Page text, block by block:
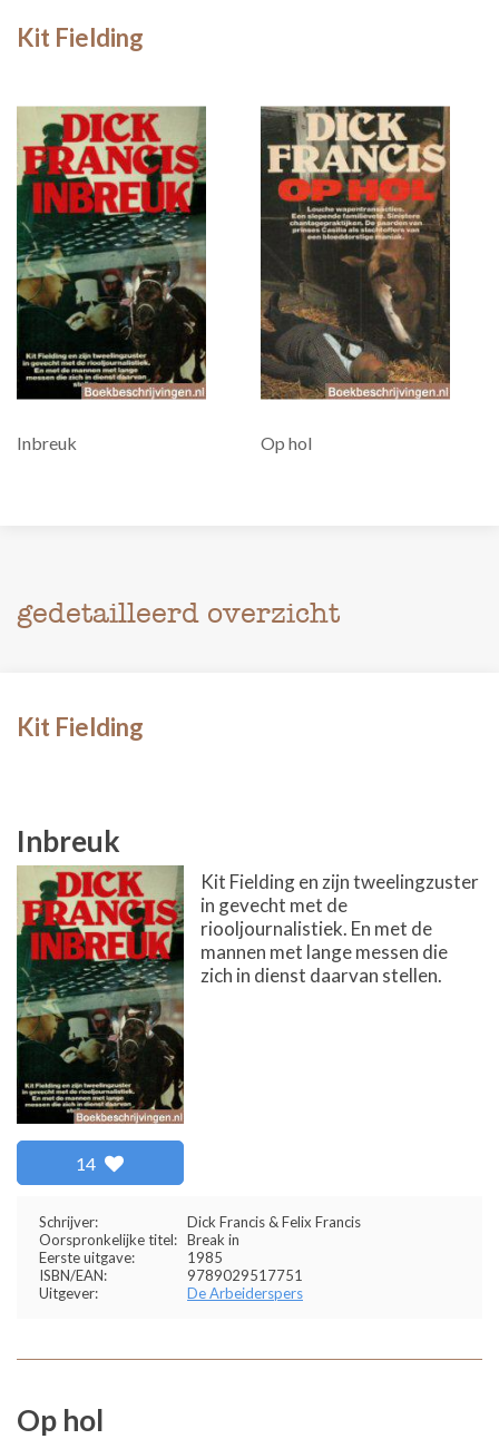
Kit Fielding
Inbreuk Op hol
gedetailleerd overzicht
Kit Fielding
Inbreuk
14
Kit Fielding en zijn tweelingzuster
in gevecht met de
riooljournalistiek. En met de
mannen met lange messen die
zich in dienst daarvan stellen.
Schrijver:
Dick Francis & Felix Francis
Oorspronkelijke titel: Break in
Eerste uitgave:
1985
ISBN/EAN:
9789029517751
Uitgever:
De Arbeiderspers
Op hol